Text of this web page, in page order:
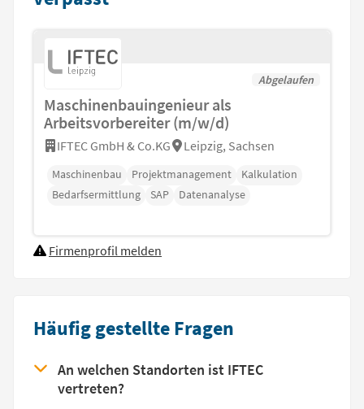
Abgelaufen
Maschinenbauingenieur als
Arbeitsvorbereiter (m/w/d)
IFTEC GmbH & Co.KG Leipzig, Sachsen
Maschinenbau Projektmanagement
Kalkulation
Bedarfsermittlung
SAP Datenanalyse
Firmenprofil melden
Häufig gestellte Fragen
An welchen Standorten ist IFTEC
vertreten?